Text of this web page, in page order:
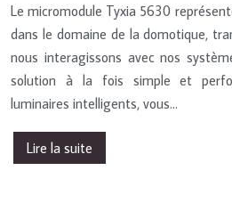
Le micromodule Tyxia 5630
dans le domaine de la domotique,
nous interagissons avec nos
solution à la fois simple et
luminaires intelligents, vous…
Lire la suite